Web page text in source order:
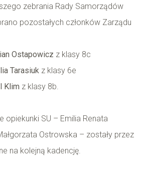
zebrania Rady Samorządów
pozostałych członków Zarządu
Ostapowicz z klasy 8c
Tarasiuk z klasy 6e
Klim z klasy 8b.
opiekunki SU – Emilia Renata
Ostrowska – zostały przez
na kolejną kadencję.